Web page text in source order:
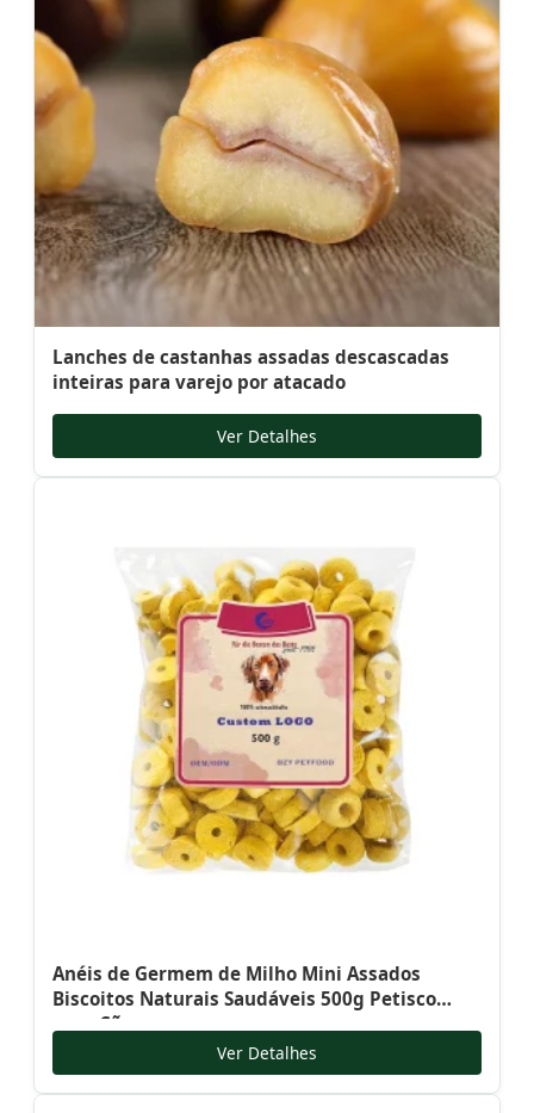
Lanches de castanhas assadas descascadas
inteiras para varejo por atacado
Ver Detalhes
Anéis de Germem de Milho Mini Assados
Biscoitos Naturais Saudáveis 500g Petisco
para Cães
Ver Detalhes